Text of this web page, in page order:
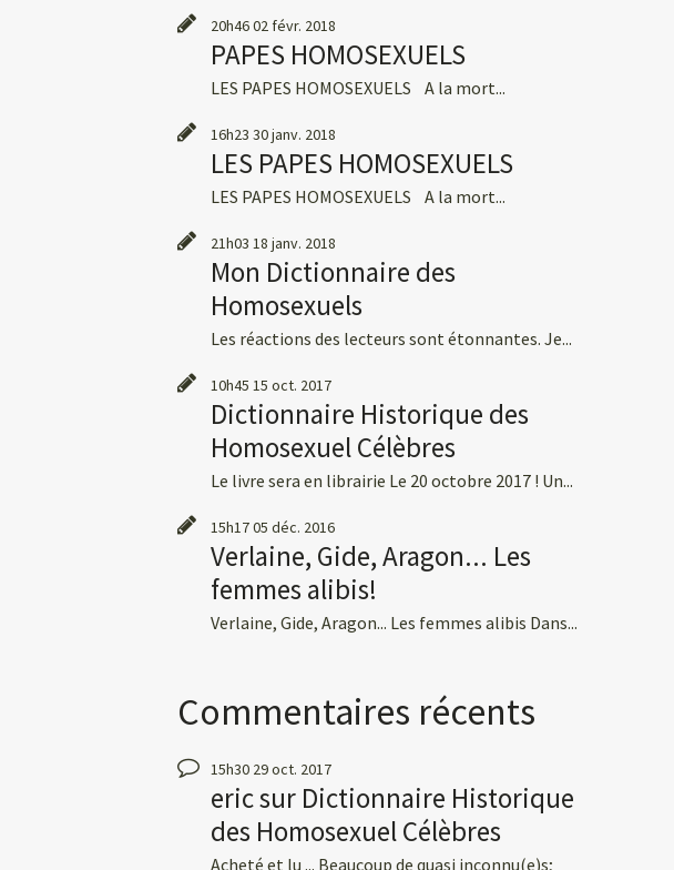
20h4602 févr. 2018
PAPES HOMOSEXUELS
LES PAPES HOMOSEXUELS A la mort...
16h23 30janv. 2018
LES PAPES HOMOSEXUELS
LES PAPES HOMOSEXUELS A la mort...
21h03 18 janv. 2018
Mon Dictionnaire des
Homosexuels
Les réactions des lecteurs sont étonnantes. Je...
10h45 15 oct. 2017
Dictionnaire Historique des
Homosexuel Célèbres
Le livre sera en librairie Le 20 octobre 2017 ! Un...
15h1705 déc. 2016
Verlaine, Gide, Aragon... Les
femmes alibis!
Verlaine, Gide, Aragon... Les femmes alibis Dans...
Commentaires récents
15h30 29oct. 2017
ericsur Dictionnaire Historique
des Homosexuel Célèbres
Acheté et lu ... Beaucoup de quasi inconnu(e)s;